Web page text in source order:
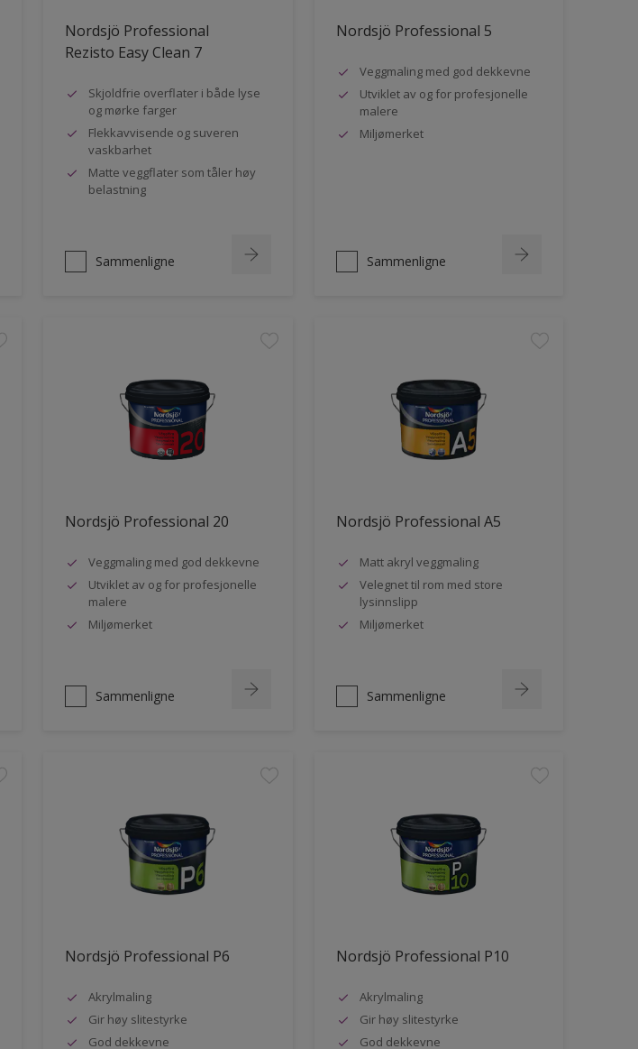
Nordsjö Professional
Rezisto Easy Clean 7
Skjoldfrie overflater i både lyse
og mørke farger
Flekkavvisende og suveren
vaskbarhet
Matte veggflater som tåler høy
belastning
Sammenligne
Nordsjö Professional 5
Veggmaling med god dekkevne
Utviklet av og for profesjonelle
malere
Miljømerket
Sammenligne
Nordsjö Professional 20
Veggmaling med god dekkevne
Utviklet av og for profesjonelle
malere
Miljømerket
Sammenligne
Nordsjö Professional A5
Matt akryl veggmaling
Velegnet til rom med store
lysinnslipp
Miljømerket
Sammenligne
Nordsjö Professional P6
Akrylmaling
Gir høy slitestyrke
God dekkevne
Nordsjö Professional P10
Akrylmaling
Gir høy slitestyrke
God dekkevne